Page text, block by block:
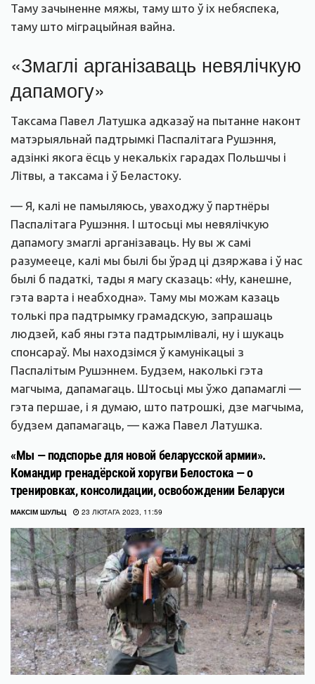
Таму зачыненне мяжы, таму што ў іх небяспека,
таму што міграцыйная вайна.
«Змаглі арганізаваць невялічкую
дапамогу»
Таксама Павел Латушка адказаў на пытанне наконт
матэрыяльнай падтрымкі Паспалітага Рушэння,
адзінкі якога ёсць у некалькіх гарадах Польшчы і
Літвы, а таксама і ў Беластоку.
— Я, калі не памыляюсь, уваходжу ў партнёры
Паспалітага Рушэння. І штосьці мы невялічкую
дапамогу змаглі арганізаваць. Ну вы ж самі
разумееце, калі мы былі бы ўрад ці дзяржава і ў нас
былі б падаткі, тады я магу сказаць: «Ну, канешне,
гэта варта і неабходна». Таму мы можам казаць
толькі пра падтрымку грамадскую, запрашаць
людзей, каб яны гэта падтрымлівалі, ну і шукаць
спонсараў. Мы находзімся ў камунікацыі з
Паспалітым Рушэннем. Будзем, наколькі гэта
магчыма, дапамагаць. Штосьці мы ўжо дапамаглі —
гэта першае, і я думаю, што патрошкі, дзе магчыма,
будзем дапамагаць, — кажа Павел Латушка.
«Мы — подспорье для новой беларусской армии».
Командир гренадёрской хоругви Белостока — о
тренировках, консолидации, освобождении Беларуси
МАКСІМ ШУЛЬЦ 23 ЛЮТАГА 2023, 11:59